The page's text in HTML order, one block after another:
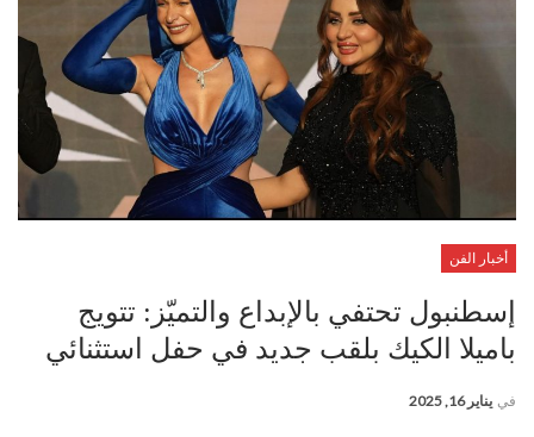
أخبار الفن
إسطنبول تحتفي بالإبداع والتميّز: تتويج
باميلا الكيك بلقب جديد في حفل استثنائي
في يناير 16, 2025